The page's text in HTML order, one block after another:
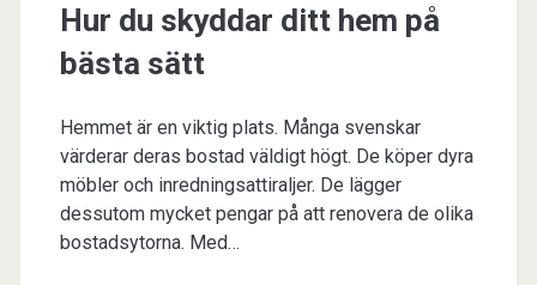
Hur du skyddar ditt hem på
bästa sätt
Hemmet är en viktig plats. Många svenskar
värderar deras bostad väldigt högt. De köper dyra
möbler och inredningsattiraljer. De lägger
dessutom mycket pengar på att renovera de olika
bostadsytorna. Med…